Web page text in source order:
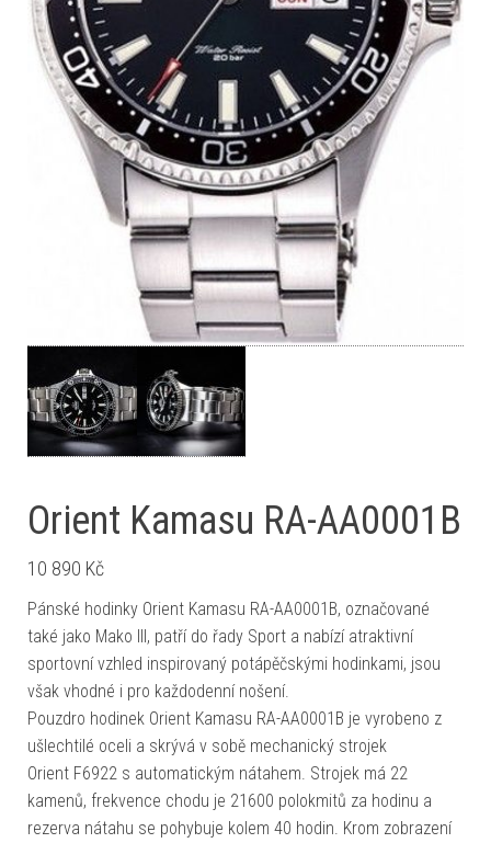
Orient Kamasu RA-AA0001B
10 890 Kč
Pánské hodinky Orient Kamasu RA-AA0001B, označované
také jako Mako III, patří do řady Sport a nabízí atraktivní
sportovní vzhled inspirovaný potápěčskými hodinkami, jsou
však vhodné i pro každodenní nošení.
Pouzdro hodinek Orient Kamasu RA-AA0001B je vyrobeno z
ušlechtilé oceli a skrývá v sobě mechanický strojek
Orient F6922 s automatickým nátahem. Strojek má 22
kamenů, frekvence chodu je 21600 polokmitů za hodinu a
rezerva nátahu se pohybuje kolem 40 hodin. Krom zobrazení